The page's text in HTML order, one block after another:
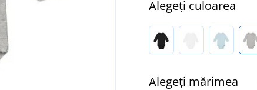
Alegeți culoarea
Alegeți mărimea